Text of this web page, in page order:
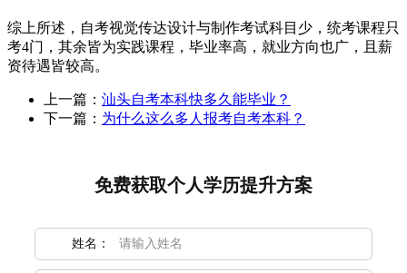
综上所述，自考视觉传达设计与制作考试科目少，统考课程只
考4门，其余皆为实践课程，毕业率高，就业方向也广，且薪
资待遇皆较高。
上一篇： 汕头自考本科快多久能毕业？
下一篇： 为什么这么多人报考自考本科？
免费获取个人学历提升方案
姓名：